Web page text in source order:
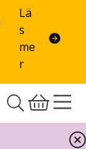
Lä
s
me
r